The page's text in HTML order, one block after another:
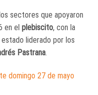
sectores que apoyaron
en el plebiscito, con la
estado liderado por los
Pastrana.
domingo 27 de mayo